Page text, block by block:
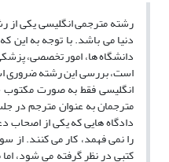
رشته مترجمی انگلیسی یکی از
دنیا می باشد. با توجه به این
دانشگاه ها، امور تخصصی،
است، بررسی این رشته ضروری
انگلیسی فقط به صورت مکتوب
مترجمان به عنوان مترجم در
دادگاه هایی که یکی از اصحاب
را نمی فهمد، کار می کنند. از
کتبی در نظر گرفته می شود،